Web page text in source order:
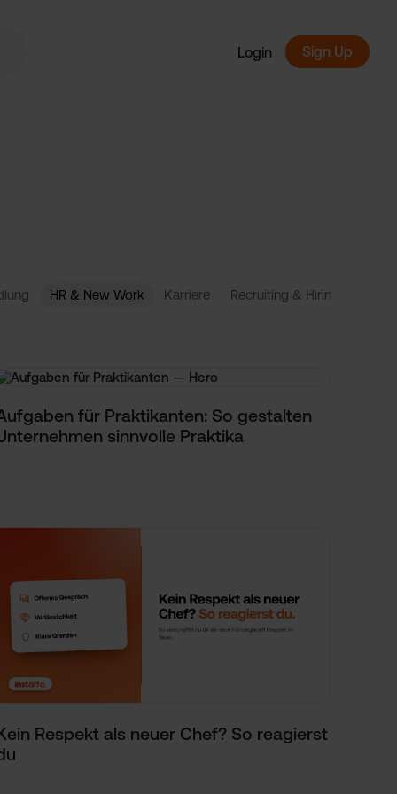
Login Sign Up
HR & New Work Karriere Recruiting & Hiring
für Praktikanten: So gestalten
sinnvolle Praktika
Respekt als neuer Chef? So reagierst